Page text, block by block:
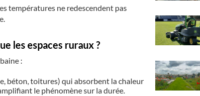
températures ne redescendent pas
les espaces ruraux ?
:
béton, toitures) qui absorbent la chaleur
le phénomène sur la durée.